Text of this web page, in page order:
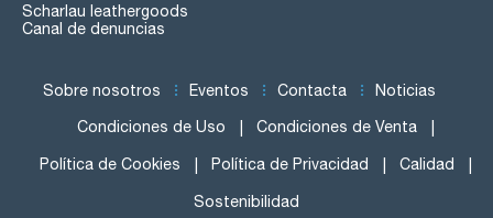
Scharlau leathergoods
Canal de denuncias
Sobre nosotros Eventos Contacta Noticias
Condiciones de Uso Condiciones de Venta
Política de Cookies Política de Privacidad Calidad
Sostenibilidad